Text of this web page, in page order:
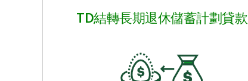
TD結轉長期退休儲蓄計劃貸款